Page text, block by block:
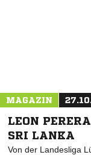
MAGAZIN
LEON
SRI LANKA
Von der Landesliga